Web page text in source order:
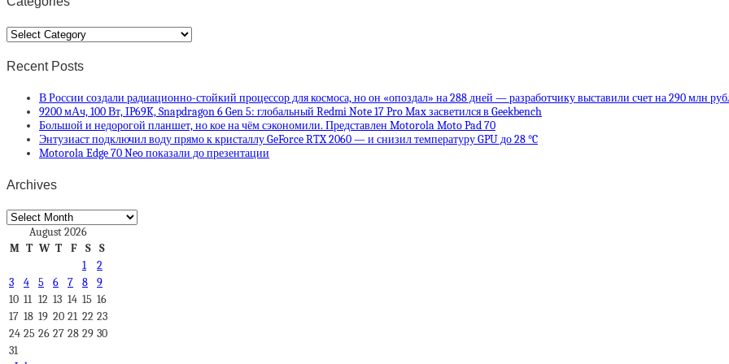
Categories
Recent Posts
В России создали радиационно-стойкий процессор для космоса, но он «опоздал» на 288 дней — разработчику выставили счет на 290 млн
9200 мАч, 100 Вт, IP69K, Snapdragon 6 Gen 5: глобальный Redmi Note 17 Pro Max засветился в Geekbench
Большой и недорогой планшет, но кое на чём сэкономили. Представлен Motorola Moto Pad 70
Энтузиаст подключил воду прямо к кристаллу GeForce RTX 2060 — и снизил температуру GPU до 28 °C
Motorola Edge 70 Neo показали до презентации
Archives
Archives
August 2026
M T W T F S
S
1
2
3
4 5 6 7 8
9
10 11 12 13 14 15 16
17 18 19 20 21 22 23
24 25 26 27 28 29 30
31